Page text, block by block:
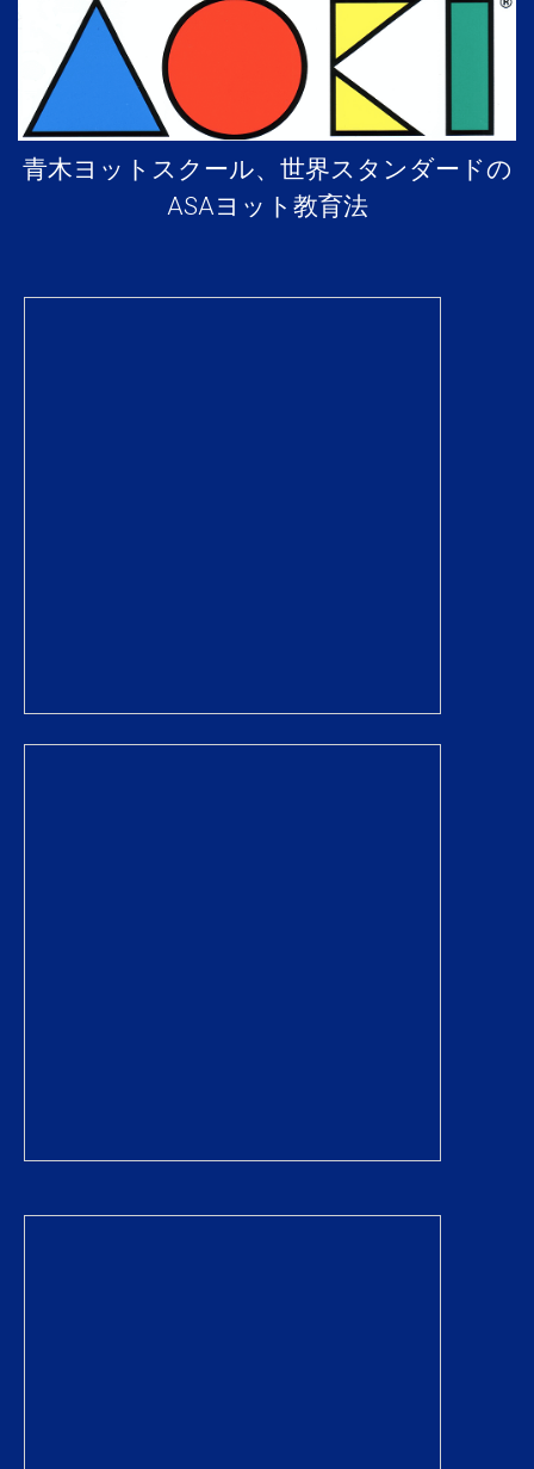
青木ヨットスクール、世界スタンダードの
ASAヨット教育法